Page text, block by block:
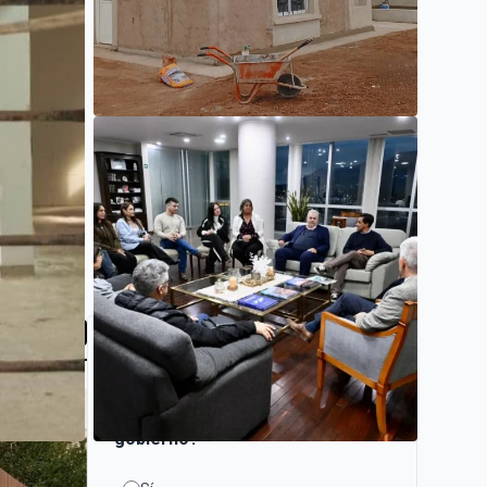
SAN LUIS
LA PROVINCIA IMPULSA NUEVAS
ETAPAS EN LA CONSTRUCCIÓN DE
VIVIENDAS EN PUEYRREDÓN
ENCUESTA
Estas de acuerdo con el
gobierno?